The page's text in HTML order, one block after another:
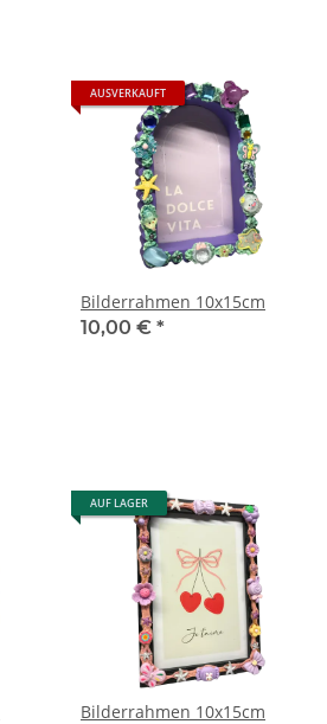
AUSVERKAUFT
Bilderrahmen 10x15cm
10,00 € *
AUF LAGER
Bilderrahmen 10x15cm